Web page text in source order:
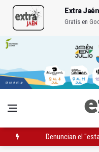
Extra Jaén
Gratis en
Denuncian el